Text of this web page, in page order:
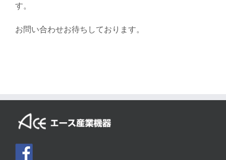
す。
お問い合わせお待ちしております。